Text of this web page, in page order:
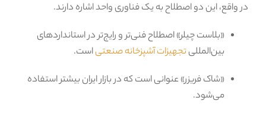
در واقع، این دو اصطلاح به یک فناوری واحد اشاره دارند.
«بلاست چیلر» اصطلاح فنی‌تر و رایج‌تر در استانداردهای
بین‌المللیتجهیزات آشپزخانه صنعتیاست.
«شاک فریزر» عنوانی است که در بازار ایران بیشتر استفاده
می‌شود.